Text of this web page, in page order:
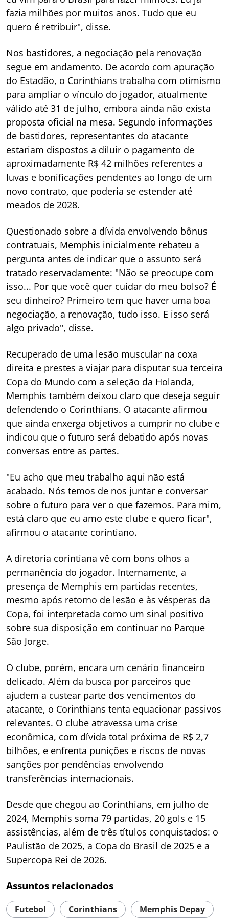
fazia milhões por muitos anos. Tudo que eu
quero é retribuir", disse.
Nos bastidores, a negociação pela renovação
segue em andamento. De acordo com apuração
do Estadão, o Corinthians trabalha com otimismo
para ampliar o vínculo do jogador, atualmente
válido até 31 de julho, embora ainda não exista
proposta oficial na mesa. Segundo informações
de bastidores, representantes do atacante
estariam dispostos a diluir o pagamento de
aproximadamente R$ 42 milhões referentes a
luvas e bonificações pendentes ao longo de um
novo contrato, que poderia se estender até
meados de 2028.
Questionado sobre a dívida envolvendo bônus
contratuais, Memphis inicialmente rebateu a
pergunta antes de indicar que o assunto será
tratado reservadamente: "Não se preocupe com
isso... Por que você quer cuidar do meu bolso? É
seu dinheiro? Primeiro tem que haver uma boa
negociação, a renovação, tudo isso. E isso será
algo privado", disse.
Recuperado de uma lesão muscular na coxa
direita e prestes a viajar para disputar sua terceira
Copa do Mundo com a seleção da Holanda,
Memphis também deixou claro que deseja seguir
defendendo o Corinthians. O atacante afirmou
que ainda enxerga objetivos a cumprir no clube e
indicou que o futuro será debatido após novas
conversas entre as partes.
"Eu acho que meu trabalho aqui não está
acabado. Nós temos de nos juntar e conversar
sobre o futuro para ver o que fazemos. Para mim,
está claro que eu amo este clube e quero ficar",
afirmou o atacante corintiano.
A diretoria corintiana vê com bons olhos a
permanência do jogador. Internamente, a
presença de Memphis em partidas recentes,
mesmo após retorno de lesão e às vésperas da
Copa, foi interpretada como um sinal positivo
sobre sua disposição em continuar no Parque
São Jorge.
O clube, porém, encara um cenário financeiro
delicado. Além da busca por parceiros que
ajudem a custear parte dos vencimentos do
atacante, o Corinthians tenta equacionar passivos
relevantes. O clube atravessa uma crise
econômica, com dívida total próxima de R$ 2,7
bilhões, e enfrenta punições e riscos de novas
sanções por pendências envolvendo
transferências internacionais.
Desde que chegou ao Corinthians, em julho de
2024, Memphis soma 79 partidas, 20 gols e 15
assistências, além de três títulos conquistados: o
Paulistão de 2025, a Copa do Brasil de 2025 e a
Supercopa Rei de 2026.
Assuntos relacionados
Futebol Corinthians
Memphis Depay